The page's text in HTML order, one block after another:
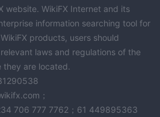
website. WikiFX Internet and its
information searching tool for
products, users should
laws and regulations of the
they are located.
；
706 777 7762；61 449895363